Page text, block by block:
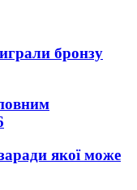
бронзу
якої може